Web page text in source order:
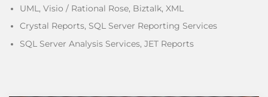
UML, Visio / Rational Rose, Biztalk, XML
Crystal Reports, SQL Server Reporting Services
SQL Server Analysis Services, JET Reports